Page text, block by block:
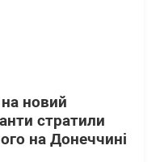
новий
стратили
на Донеччині